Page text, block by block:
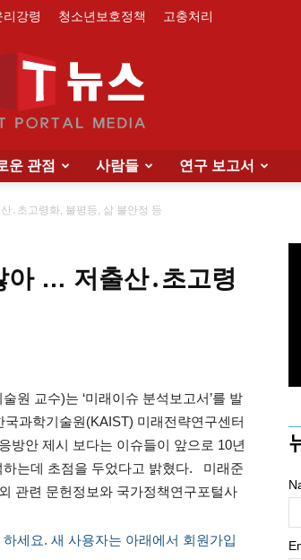
강령 청소년보호정책 고충처리
운 관점 사람들 연구 보고서
․초고령화, 불평등, 삶 불안정 등
아 … 저출산․초고령
원 교수)는 ‘미래이슈 분석보고서’를 발
과학기술원(KAIST) 미래전략연구센터
안 제시 보다는 이슈들이 앞으로 10년
는데 초점을 두었다고 밝혔다. 미래준
관련 문헌정보와 국가정책연구포털사
세요. 새 사용자는 아래에서 회원가입